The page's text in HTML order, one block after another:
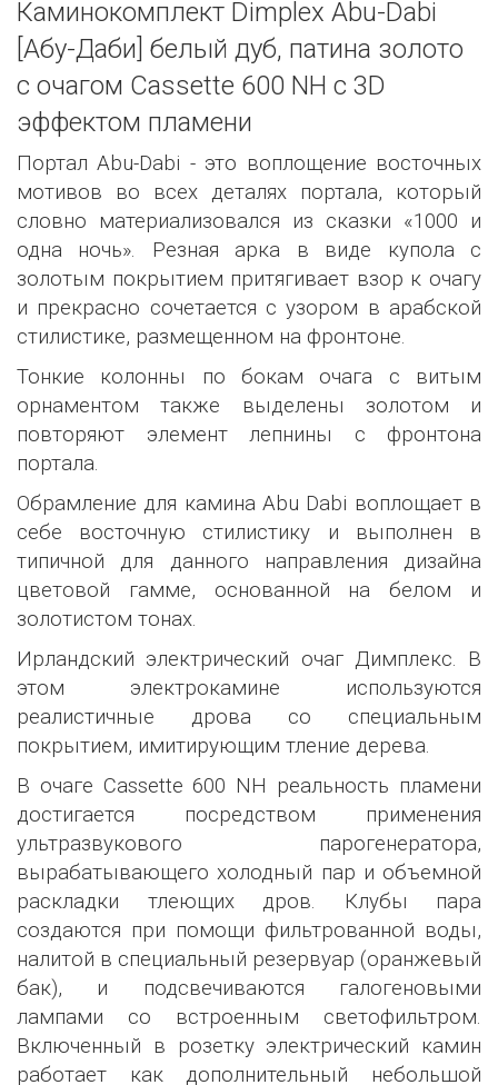
Каминокомплект Dimplex Abu-Dabi
[Абу-Даби] белый дуб, патина золото
с очагом Cassette 600 NH c 3D
эффектом пламени
Портал Abu-Dabi - это воплощение восточных
мотивов во всех деталях портала, который
словно материализовался из сказки «1000 и
одна ночь». Резная арка в виде купола с
золотым покрытием притягивает взор к очагу
и прекрасно сочетается с узором в арабской
стилистике, размещенном на фронтоне.
Тонкие колонны по бокам очага с витым
орнаментом также выделены золотом и
повторяют элемент лепнины с фронтона
портала.
Обрамление для камина Abu Dabi воплощает в
себе восточную стилистику и выполнен в
типичной для данного направления дизайна
цветовой гамме, основанной на белом и
золотистом тонах.
Ирландский электрический очаг Димплекс. В
этом электрокамине используются
реалистичные дрова со специальным
покрытием, имитирующим тление дерева.
В очаге Cassette 600 NH реальность пламени
достигается посредством применения
ультразвукового парогенератора,
вырабатывающего холодный пар и объемной
раскладки тлеющих дров. Клубы пара
создаются при помощи фильтрованной воды,
налитой в специальный резервуар (оранжевый
бак), и подсвечиваются галогеновыми
лампами со встроенным светофильтром.
Включенный в розетку электрический камин
работает как дополнительный небольшой